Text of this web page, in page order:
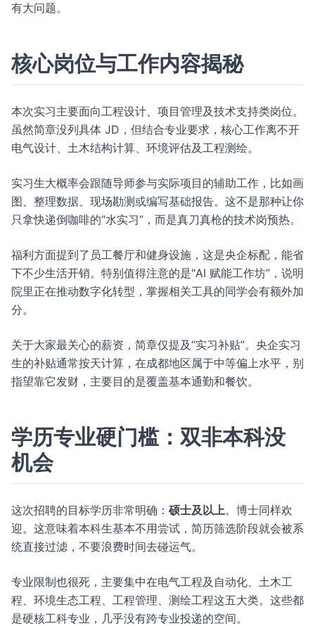
有大问题。
核心岗位与工作内容揭秘
本次实习主要面向工程设计、项目管理及技术支持类岗位。
虽然简章没列具体 JD，但结合专业要求，核心工作离不开
电气设计、土木结构计算、环境评估及工程测绘。
实习生大概率会跟随导师参与实际项目的辅助工作，比如画
图、整理数据、现场勘测或编写基础报告。这不是那种让你
只拿快递倒咖啡的“水实习”，而是真刀真枪的技术岗预热。
福利方面提到了员工餐厅和健身设施，这是央企标配，能省
下不少生活开销。特别值得注意的是"AI 赋能工作坊”，说明
院里正在推动数字化转型，掌握相关工具的同学会有额外加
分。
关于大家最关心的薪资，简章仅提及“实习补贴”。央企实习
生的补贴通常按天计算，在成都地区属于中等偏上水平，别
指望靠它发财，主要目的是覆盖基本通勤和餐饮。
学历专业硬门槛：双非本科没
机会
这次招聘的目标学历非常明确： 硕士及以上。博士同样欢
迎。这意味着本科生基本不用尝试，简历筛选阶段就会被系
统直接过滤，不要浪费时间去碰运气。
专业限制也很死，主要集中在电气工程及自动化、土木工
程、环境生态工程、工程管理、测绘工程这五大类。这些都
是硬核工科专业，几乎没有跨专业投递的空间。